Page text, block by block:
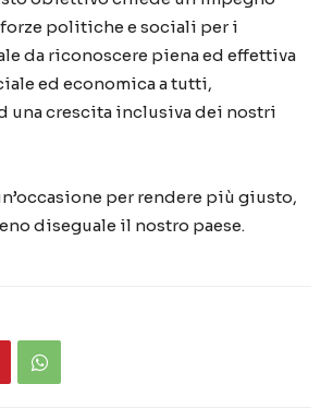
politiche e sociali per i
da riconoscere piena ed effettiva
ed economica a tutti,
una crescita inclusiva dei nostri
per rendere più giusto,
diseguale il nostro paese.